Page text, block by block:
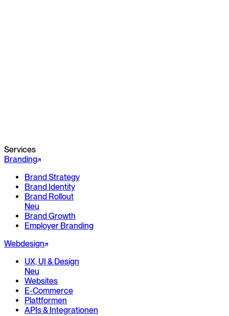
Services
Branding
Brand Strategy
Brand Identity
Brand Rollout
Neu
Brand Growth
Employer Branding
Webdesign
UX, UI & Design
Neu
Websites
E-Commerce
Plattformen
APIs & Integrationen